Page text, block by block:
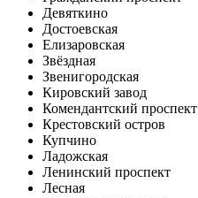
Девяткино
Достоевская
Елизаровская
Звёздная
Звенигородская
Кировский завод
Комендантский проспект
Крестовский остров
Купчино
Ладожская
Ленинский проспект
Лесная